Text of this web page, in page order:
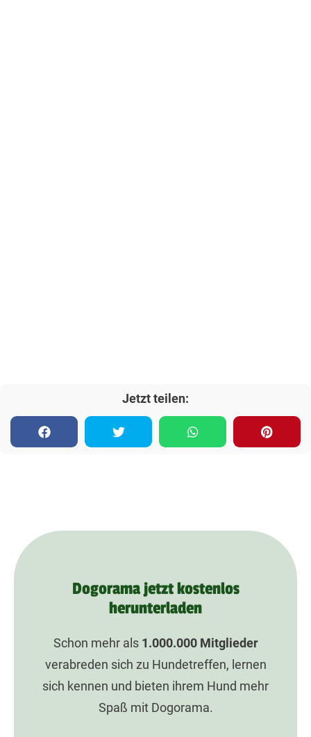
Jetzt teilen:
Dogorama jetzt kostenlos
herunterladen
Schon mehr als 1.000.000Mitglieder
verabreden sich zu Hundetreffen, lernen
sich kennen und bieten ihrem Hund mehr
Spaß mit Dogorama.